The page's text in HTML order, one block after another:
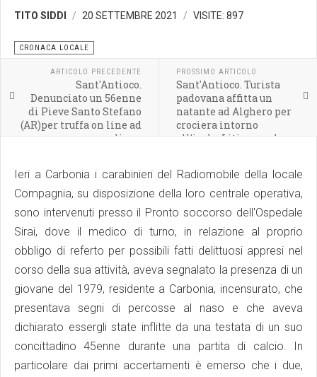
TITO SIDDI 20 SETTEMBRE 2021 VISITE: 897
CRONACA LOCALE
ARTICOLO PRECEDENTE
Sant'Antioco.
Denunciato un 56enne
di Pieve Santo Stefano
(AR)per truffa on line ad
una casalinga
PROSSIMO ARTICOLO
Sant'Antioco. Turista
padovana affitta un
natante ad Alghero per
crociera intorno
all'isola. Litiga con lo
Ieri a Carbonia i carabinieri del Radiomobile della locale
Compagnia, su disposizione della loro centrale operativa,
sono intervenuti presso il Pronto soccorso dell'Ospedale
Sirai, dove il medico di turno, in relazione al proprio
obbligo di referto per possibili fatti delittuosi appresi nel
corso della sua attività, aveva segnalato la presenza di un
giovane del 1979, residente a Carbonia, incensurato, che
presentava segni di percosse al naso e che aveva
dichiarato essergli state inflitte da una testata di un suo
concittadino 45enne durante una partita di calcio. In
particolare dai primi accertamenti è emerso che i due,